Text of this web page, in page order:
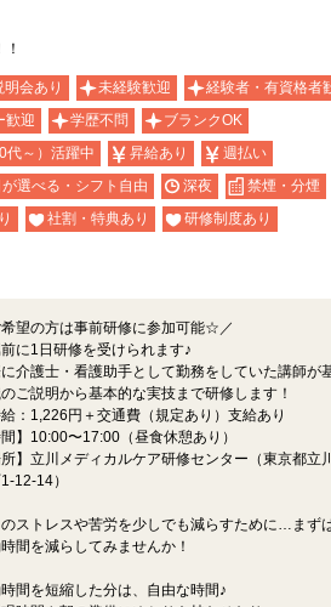
会あり 未経験歓迎
経験者・有資格者
歓迎 学歴不問
ブランクOK
代～）活躍中 昇給あり
週払い
選べる・シフト自由 深夜
禁煙・分煙
社割・特典あり
研修制度あり
望の方は事前研修に参加可能☆／
に1日研修を受けられます♪
介護士・看護助手として勤務をしていた講師が
ご説明から基本的な実技まで研修します！
：1,226円＋交通費（規定あり）支給あり
間】10:00〜17:00（昼食休憩あり）
所】立川メディカルケア研修センター（東京都立
12-14）
のストレスや苦労を少しでも減らすために…まず
間を減らしてみませんか！
間を短縮した分は、自由な時間♪